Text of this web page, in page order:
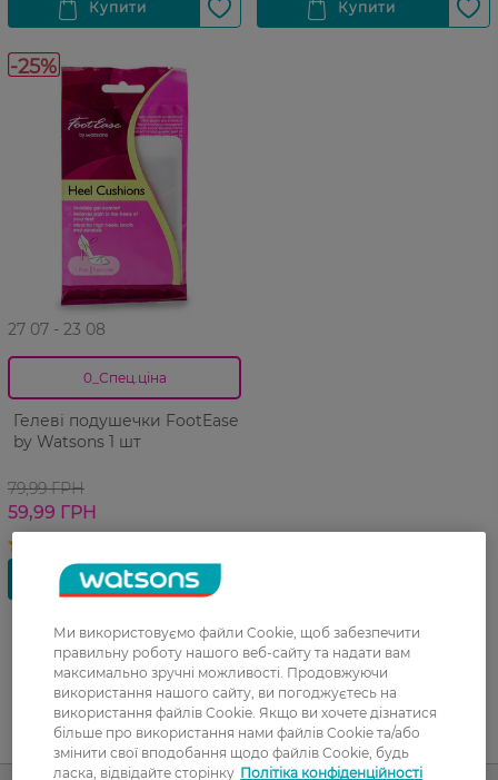
-25%
27 07 - 23 08
0_Спец.ціна
Гелеві подушечки FootEase
by Watsons 1 шт
79,99 ГРН
59,99 ГРН
UA RU
Ми використовуємо файли Cookie, щоб забезпечити
правильну роботу нашого веб-сайту та надати вам
максимально зручні можливості. Продовжуючи
використання нашого сайту, ви погоджуєтесь на
використання файлів Cookie. Якщо ви хочете дізнатися
більше про використання нами файлів Cookie та/або
змінити свої вподобання щодо файлів Cookie, будь
ласка, відвідайте сторінку Політіка конфіденційності